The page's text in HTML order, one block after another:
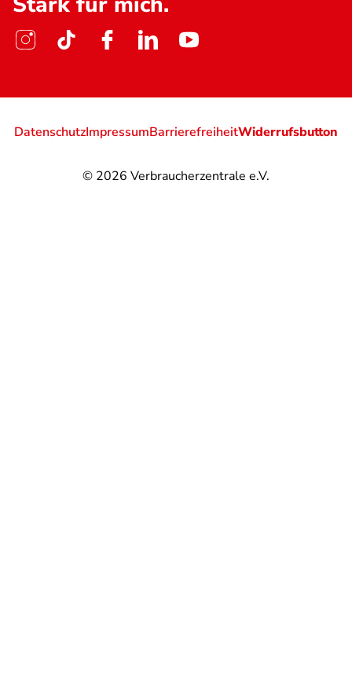
© 2026 Verbraucherzentrale e.V.
DatenschutzImpressumBarrierefreiheitWiderrufsbutton